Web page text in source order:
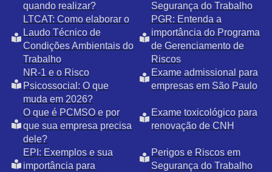
quando realizar?
Segurança do Trabalho
LTCAT: Como elaborar o
Laudo Técnico de
Condições Ambientais do
Trabalho
PGR: Entenda a
importância do Programa
de Gerenciamento de
Riscos
NR-1 e o Risco
Psicossocial: O que
muda em 2026?
Exame admissional para
empresas em São Paulo
O que é PCMSO e por
que sua empresa precisa
dele?
Exame toxicológico para
renovação de CNH
EPI: Exemplos e sua
importância para
Perigos e Riscos em
Segurança do Trabalho